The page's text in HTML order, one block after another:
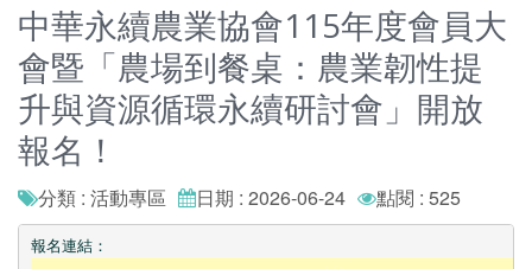
中華永續農業協會115年度會員大
會暨「農場到餐桌：農業韌性提
升與資源循環永續研討會」開放
報名！
分類 : 活動專區 日期 : 2026-06-24 點閱 : 525